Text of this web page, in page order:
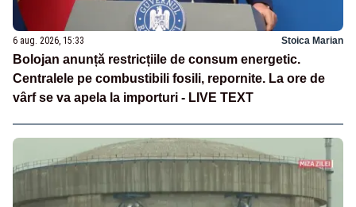
6 aug. 2026, 15:33 Stoica Marian
Bolojan anunță restricțiile de consum energetic.
Centralele pe combustibili fosili, repornite. La ore de
vârf se va apela la importuri - LIVE TEXT